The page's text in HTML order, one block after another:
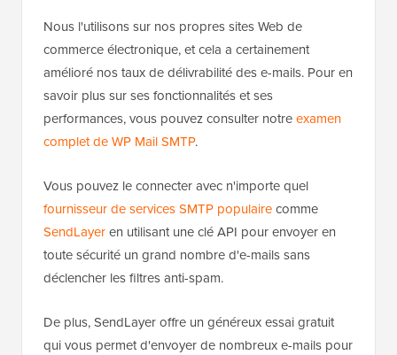
Nous l'utilisons sur nos propres sites Web de
commerce électronique, et cela a certainement
amélioré nos taux de délivrabilité des e-mails. Pour en
savoir plus sur ses fonctionnalités et ses
performances, vous pouvez consulter notreexamen
complet de WP Mail SMTP.
Vous pouvez le connecter avec n'importe quel
fournisseur de services SMTP populairecomme
SendLayeren utilisant une clé API pour envoyer en
toute sécurité un grand nombre d'e-mails sans
déclencher les filtres anti-spam.
De plus, SendLayer offre un généreux essai gratuit
qui vous permet d'envoyer de nombreux e-mails pour